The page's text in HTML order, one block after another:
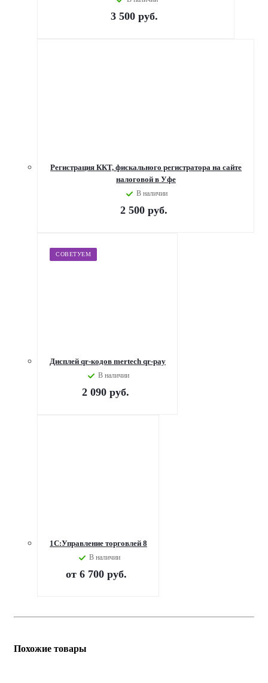
3 500руб.
Регистрация ККТ, фискального регистратора на сайте
налоговой в Уфе
В наличии
2 500 руб.
СОВЕТУЕМ
Дисплей qr-кодов mertech qr-pay
В наличии
2 090 руб.
1С:Управление торговлей 8
В наличии
от 6 700 руб.
Похожие товары